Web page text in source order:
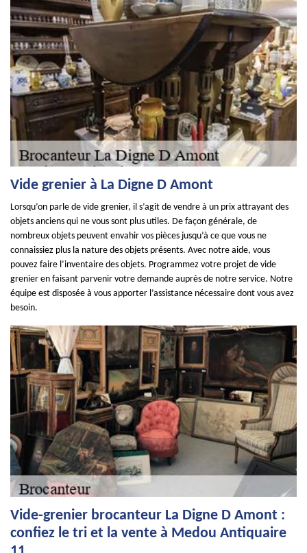
Vide grenier à La Digne D Amont
Lorsqu’on parle de vide grenier, il s’agit de vendre à un prix attrayant des
objets anciens qui ne vous sont plus utiles. De façon générale, de
nombreux objets peuvent envahir vos pièces jusqu’à ce que vous ne
connaissiez plus la nature des objets présents. Avec notre aide, vous
pouvez faire l’inventaire des objets. Programmez votre projet de vide
grenier en faisant parvenir votre demande auprès de notre service. Notre
équipe est disposée à vous apporter l’assistance nécessaire dont vous avez
besoin.
Vide-grenier brocanteur La Digne D Amont :
confiez le tri et la vente à Medou Antiquaire